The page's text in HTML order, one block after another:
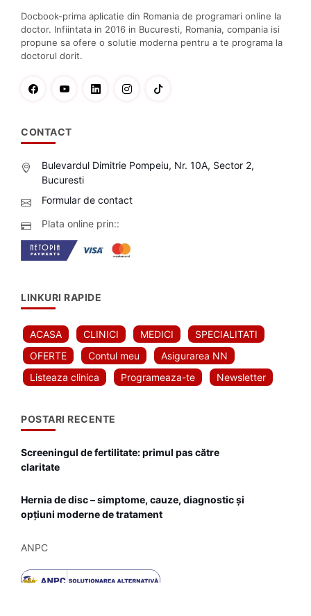
Docbook-prima aplicatie din Romania de programari online la
doctor. Infiintata in 2016 in Bucuresti, Romania, compania isi
propune sa ofere o solutie moderna pentru a te programa la
doctorul dorit.
CONTACT
Bulevardul Dimitrie Pompeiu, Nr. 10A, Sector 2,
Bucuresti
Formular de contact
Plata online prin::
LINKURI RAPIDE
ACASA CLINICI MEDICI
SPECIALITATI
OFERTE
Contul meu
Asigurarea NN
Listeaza clinica
Programeaza-te Newsletter
POSTARI RECENTE
Screeningul de fertilitate: primul pas către
claritate
Hernia de disc – simptome, cauze, diagnostic și
opțiuni moderne de tratament
ANPC